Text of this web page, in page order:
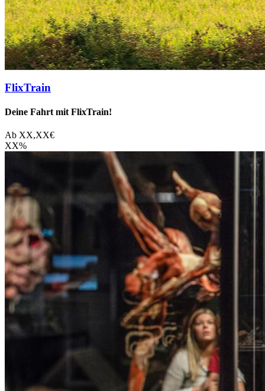
FlixTrain
Deine Fahrt mit FlixTrain!
Ab XX,XX€
XX%